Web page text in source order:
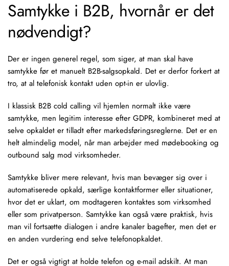
Samtykke i B2B, hvornår er det
nødvendigt?
Der er ingen generel regel, som siger, at man skal have
samtykke før et manuelt B2B-salgsopkald. Det er derfor forkert at
tro, at al telefonisk kontakt uden opt-in er ulovlig.
I klassisk B2B cold calling vil hjemlen normalt ikke være
samtykke, men legitim interesse efter GDPR, kombineret med at
selve opkaldet er tilladt efter markedsføringsreglerne. Det er en
helt almindelig model, når man arbejder med mødebooking og
outbound salg mod virksomheder.
Samtykke bliver mere relevant, hvis man bevæger sig over i
automatiserede opkald, særlige kontaktformer eller situationer,
hvor det er uklart, om modtageren kontaktes som virksomhed
eller som privatperson. Samtykke kan også være praktisk, hvis
man vil fortsætte dialogen i andre kanaler bagefter, men det er
en anden vurdering end selve telefonopkaldet.
Det er også vigtigt at holde telefon og e-mail adskilt. At man